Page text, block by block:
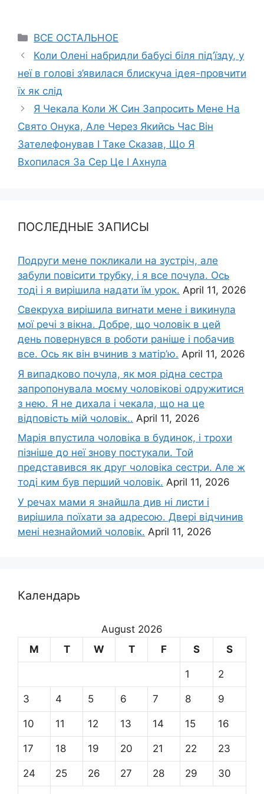
Categories
ВСЕ ОСТАЛЬНОЕ
Коли Олені набридли бабусі біля під’їзду, у
неї в голові з’явилася блискуча ідея-провчити
їх як слід
Я Чекала Коли Ж Син Запросить Мене На
Свято Онука, Але Через Якийсь Час Він
Зателефонував І Таке Сказав, Що Я
Вхопилася За Сер Це І Ахнула
ПОСЛЕДНЫЕ ЗАПИСЫ
Подруги мене покликали на зустріч, але
забули повісити трубку, і я все почула. Ось
тоді і я вирішила надати їм урок. April 11, 2026
Свекруха вирішила виrнати мене і викинула
мої речі з вікна. Добре, що чоловік в цей
день повернувся в роботи раніше і побачив
все. Ось як він вчинив з матір’ю. April 11, 2026
Я випадково почула, як моя рідна сестра
запропонувала моєму чоловікові одружитися
з нею. Я не дихала і чекала, що на це
відповість мій чоловік.. April 11, 2026
Марія впустила чоловіка в будинок, і трохи
пізніше до неї знову постукали. Той
представився як друг чоловіка сестри. Але ж
тоді ким був перший чоловік. April 11, 2026
У речах мами я знайшла див ні листи і
вирішила поїхати за адресою. Двері відчинив
мені незнайомий чоловік. April 11, 2026
Календарь
August 2026
M
T W T F S S
1 2
3 4 5 6 7 8 9
10 11 12 13 14 15 16
17 18 19 20 21 22 23
24 25 26 27 28 29 30